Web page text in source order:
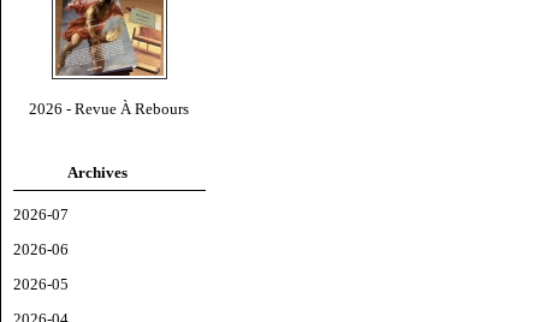
2026 - Revue À Rebours
Archives
2026-07
2026-06
2026-05